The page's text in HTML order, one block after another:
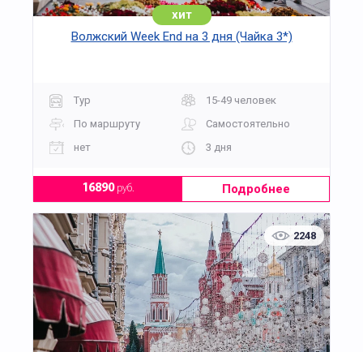
хит
Волжский Week End на 3 дня (Чайка 3*)
Тур
15-49 человек
По маршруту
Самостоятельно
нет
3 дня
16890руб. Подробнее
2248